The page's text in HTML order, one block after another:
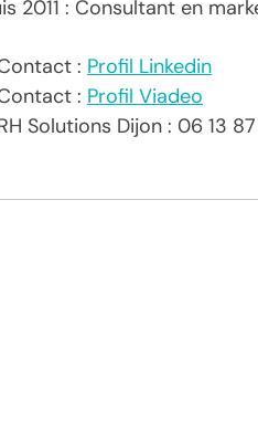
2011 : Consultant en
: Profil Linkedin
: Profil Viadeo
Solutions Dijon : 06 13